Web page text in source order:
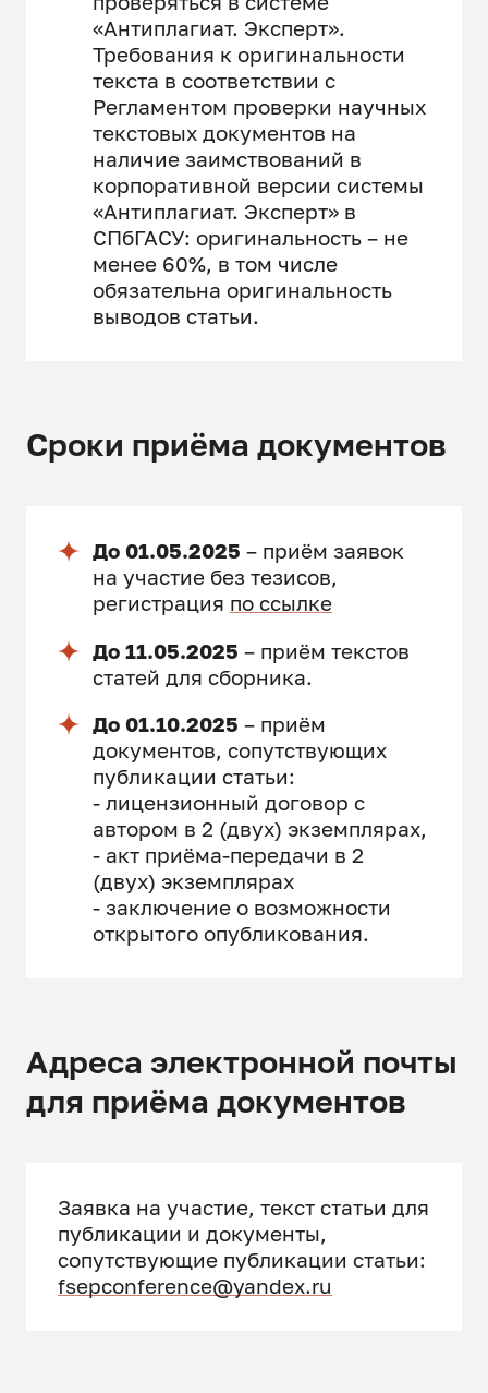
«Антиплагиат. Эксперт».
Требования к оригинальности
текста в соответствии с
Регламентом проверки научных
текстовых документов на
наличие заимствований в
корпоративной версии системы
«Антиплагиат. Эксперт» в
СПбГАСУ: оригинальность – не
менее 60%, в том числе
обязательна оригинальность
выводов статьи.
Сроки приёма документов
До 01.05.2025 – приём заявок
на участие без тезисов,
регистрация по ссылке
До 11.05.2025 – приём текстов
статей для сборника.
До 01.10.2025 – приём
документов, сопутствующих
публикации статьи:
- лицензионный договор с
автором в 2 (двух) экземплярах,
- акт приёма-передачи в 2
(двух) экземплярах
- заключение о возможности
открытого опубликования.
Адреса электронной почты
для приёма документов
Заявка на участие, текст статьи для
публикации и документы,
сопутствующие публикации статьи:
fsepconference@yandex.ru